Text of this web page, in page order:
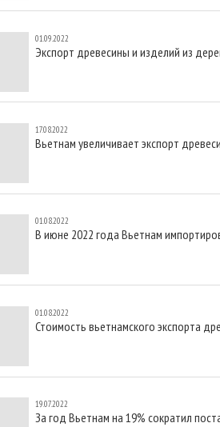
01.09.2022
Экспорт древесины и изделий из
17.08.2022
Вьетнам увеличивает экспорт
01.08.2022
В июне 2022 года Вьетнам
01.08.2022
Стоимость вьетнамского экспорта
19.07.2022
За год Вьетнам на 19% сократил